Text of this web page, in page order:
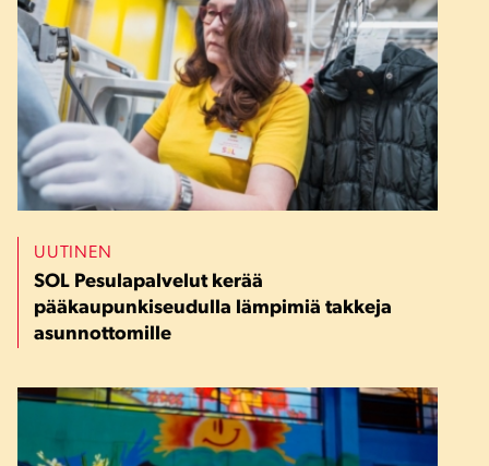
UUTINEN
SOL Pesulapalvelut kerää
pääkaupunkiseudulla lämpimiä takkeja
asunnottomille